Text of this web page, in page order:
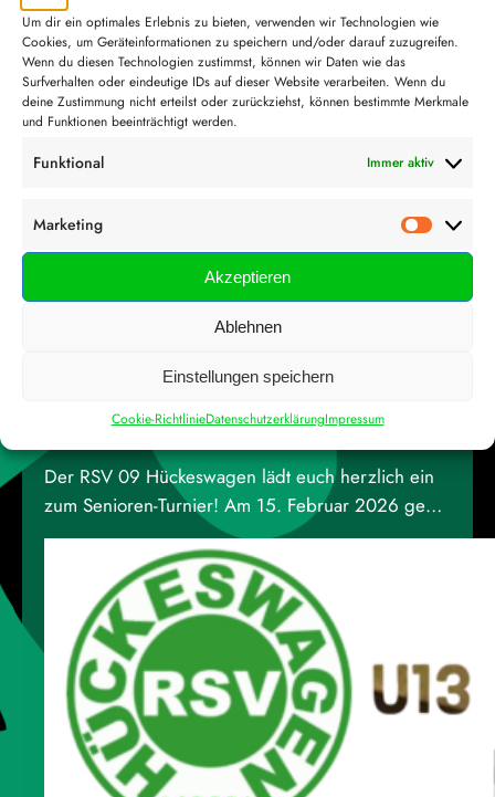
Um dir ein optimales Erlebnis zu bieten, verwenden wir Technologien wie
Cookies, um Geräteinformationen zu speichern und/oder darauf zuzugreifen.
Wenn du diesen Technologien zustimmst, können wir Daten wie das
Surfverhalten oder eindeutige IDs auf dieser Website verarbeiten. Wenn du
deine Zustimmung nicht erteilst oder zurückziehst, können bestimmte Merkmale
und Funktionen beeinträchtigt werden.
Funktional Immer aktiv
Marketing
Akzeptieren
Ablehnen
Einstellungen speichern
Cookie-RichtlinieDatenschutzerklärungImpressum
Der RSV 09 Hückeswagen lädt euch herzlich ein
zum Senioren-Turnier! Am 15. Februar 2026 geht’s
ab 10 Uhr los, und wir haben den ganzen Tag
spannende Spiele und jede Menge Action für
euch! Gespielt wird im 5+1-Modus. Mindestalter
18 Jahre alt. Für euer leibliches Wohl ist bestens
gesorgt, und für kühle Getränke sorgt
freuen…